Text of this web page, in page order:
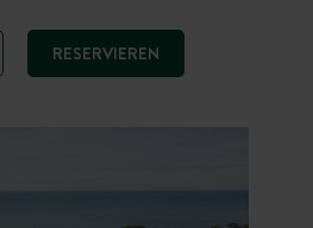
komfortablen Canvas &
nur wenige Schritte vom
entfernt. Ozeanliebhaber,
RESERVIEREN